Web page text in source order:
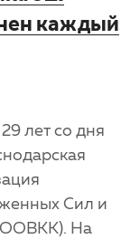
каждый
лет со дня
Сил и
На